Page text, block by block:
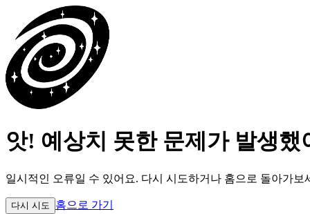
앗! 예상치 못한 문제가 발생했
일시적인 오류일 수 있어요. 다시 시도하거나 홈으로 돌아가보
다시 시도 홈으로 가기